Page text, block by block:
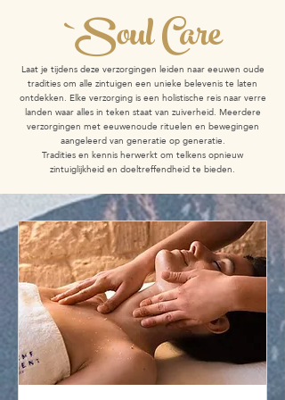
`Soul Care
Laat je tijdens deze verzorgingen leiden naar eeuwen oude
tradities om alle zintuigen een unieke belevenis te laten
ontdekken. Elke verzorging is een holistische reis naar verre
landen waar alles in teken staat van zuiverheid. Meerdere
verzorgingen met eeuwenoude rituelen en bewegingen
aangeleerd van generatie op generatie.
Tradities en kennis herwerkt om telkens opnieuw
zintuiglijkheid en doeltreffendheid te bieden.